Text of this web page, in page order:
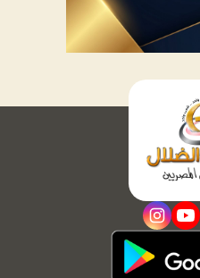
youtube
instagram